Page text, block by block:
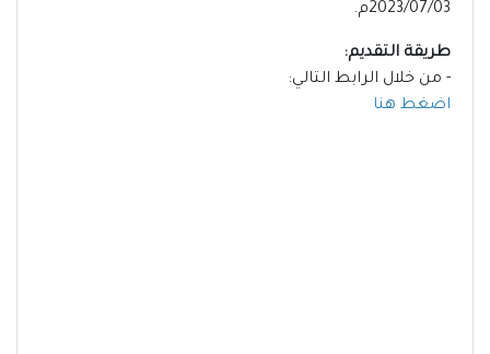
2023/07/03م.
طريقة التقديم:
- من خلال الرابط التالي:
اضغط هنا